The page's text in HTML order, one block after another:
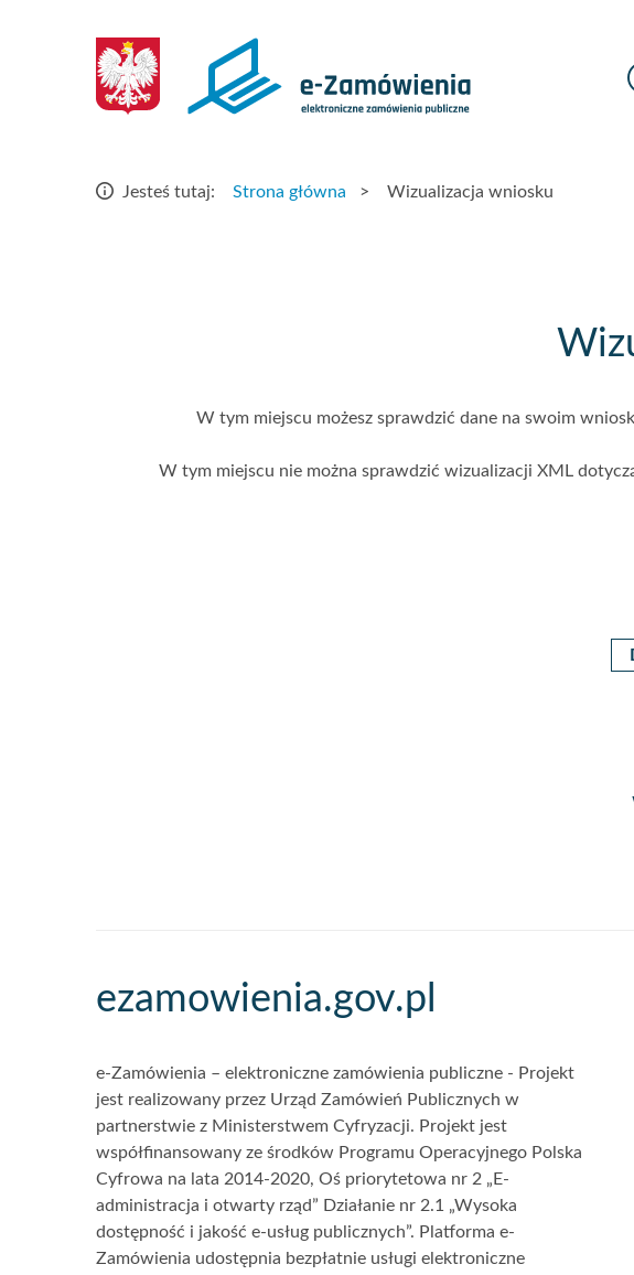
główna
Jesteś tutaj: Strona główna > Wizualizacja wniosku
W tym miejscu możesz sprawdzić dane na swoim
W tym miejscu nie można sprawdzić wizualizacji XML
Akcje
o
witrynie
ezamowienia.gov.pl
e-Zamówienia – elektroniczne zamówienia publiczne - Projekt
jest realizowany przez Urząd Zamówień Publicznych w
partnerstwie z Ministerstwem Cyfryzacji. Projekt jest
współfinansowany ze środków Programu Operacyjnego Polska
Cyfrowa na lata 2014-2020, Oś priorytetowa nr 2 „E-
administracja i otwarty rząd” Działanie nr 2.1 „Wysoka
dostępność i jakość e-usług publicznych”. Platforma e-
Zamówienia udostępnia bezpłatnie usługi elektroniczne